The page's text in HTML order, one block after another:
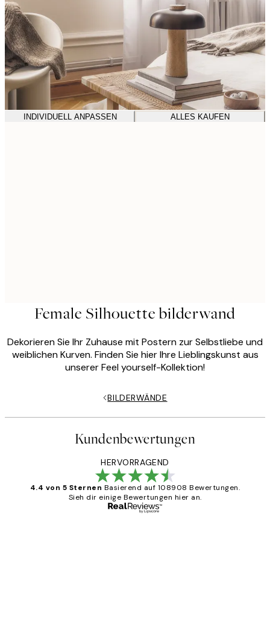
INDIVIDUELL ANPASSEN ALLES KAUFEN
Female Silhouette bilderwand
Dekorieren Sie Ihr Zuhause mit Postern zur Selbstliebe und
weiblichen Kurven. Finden Sie hier Ihre Lieblingskunst aus
unserer Feel yourself-Kollektion!
BILDERWÄNDE
Kundenbewertungen
HERVORRAGEND
4.4 von 5 Sternen Basierend auf 108908 Bewertungen.
Sieh dir einige Bewertungen hier an.